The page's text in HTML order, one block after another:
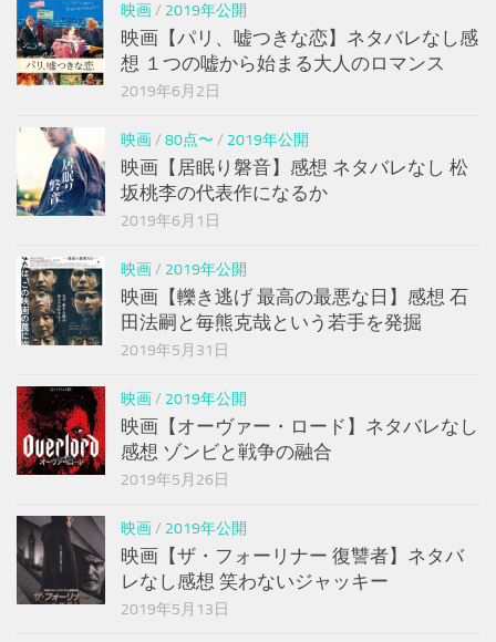
映画/ 2019年公開
映画【パリ、嘘つきな恋】ネタバレなし感
想 １つの嘘から始まる大人のロマンス
2019年6月2日
映画/ 80点〜 / 2019年公開
映画【居眠り磐音】感想 ネタバレなし 松
坂桃李の代表作になるか
2019年6月1日
映画/ 2019年公開
映画【轢き逃げ 最高の最悪な日】感想 石
田法嗣と毎熊克哉という若手を発掘
2019年5月31日
映画/ 2019年公開
映画【オーヴァー・ロード】ネタバレなし
感想 ゾンビと戦争の融合
2019年5月26日
映画/ 2019年公開
映画【ザ・フォーリナー 復讐者】ネタバ
レなし感想 笑わないジャッキー
2019年5月13日